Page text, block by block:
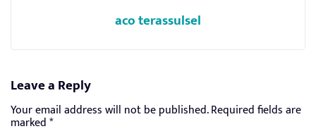
aco terassulsel
Leave a Reply
Your email address will not be published.Required fields are
marked*